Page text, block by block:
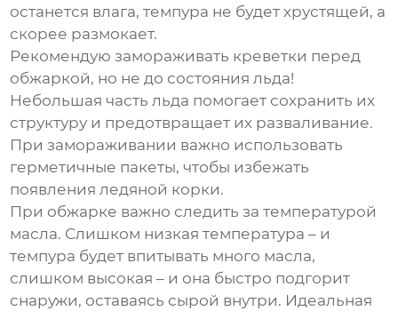
останется влага,темпура не будет хрустящей, а
скорее размокает.
Рекомендую замораживать креветки перед
обжаркой, но не до состояния льда!
Небольшая часть льда помогает сохранить их
структуру и предотвращает их разваливание.
При замораживании важно использовать
герметичные пакеты, чтобы избежать
появления ледяной корки.
При обжарке важно следить за температурой
масла. Слишком низкая температура – и
темпура будет впитывать много масла,
слишком высокая – и она быстро подгорит
снаружи, оставаясь сырой внутри. Идеальная